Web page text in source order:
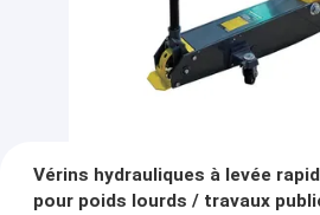
Vérins hydrauliques à levée
pour poids lourds / travaux